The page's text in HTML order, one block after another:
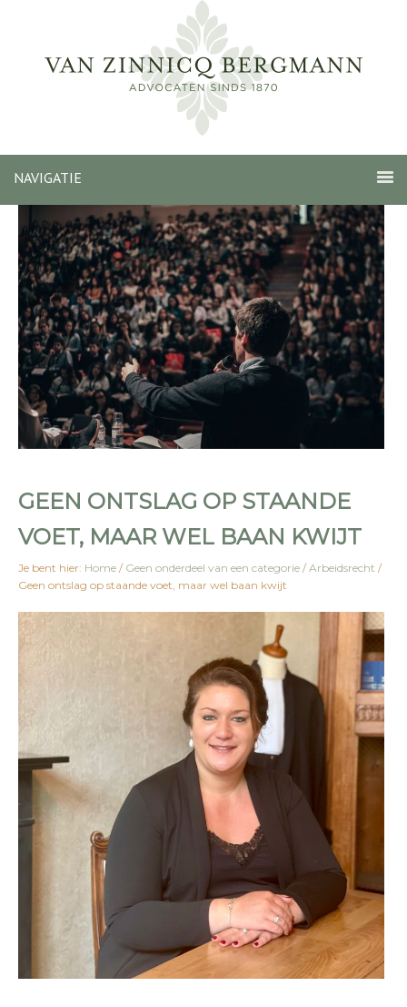
NAVIGATIE
GEEN ONTSLAG OP STAANDE
VOET, MAAR WEL BAAN KWIJT
Je bent hier: Home / Geen onderdeel van een categorie / Arbeidsrecht /
Geen ontslag op staande voet, maar wel baan kwijt